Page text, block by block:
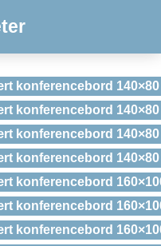
konferencebord
konferencebord
konferencebord
konferencebord
konferencebord
konferencebord
konferencebord